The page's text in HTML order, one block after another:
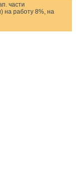
части
на работу 8%, на